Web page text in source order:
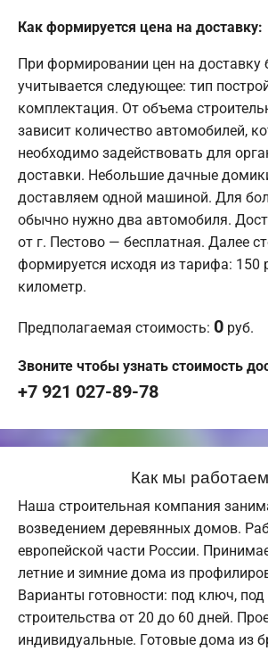
Как формируется цена на доставку:
При формировании цен на доставку
учитывается следующее: тип
комплектация. От объема
зависит количество автомобилей,
необходимо задействовать для
доставки. Небольшие дачные
доставляем одной машиной. Для
обычно нужно два автомобиля.
от г. Пестово — бесплатная. Далее
формируется исходя из тарифа: 150
километр.
Предполагаемая стоимость: 0 руб.
Звоните чтобы узнать стоимость
+7 921 027-89-78
Как мы работаем
Наша строительная компания
возведением деревянных домов.
европейской части России.
летние и зимние дома из
Варианты готовности: под ключ, под
строительства от 20 до 60 дней.
индивидуальные. Готовые дома из